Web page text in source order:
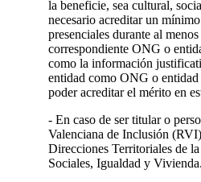
la beneficie, sea cultural,
necesario acreditar un
presenciales durante al
correspondiente ONG o
como la información
entidad como ONG o
poder acreditar el mérito en
- En caso de ser titular o
Valenciana de Inclusión
Direcciones Territoriales de
Sociales, Igualdad y Vivienda.